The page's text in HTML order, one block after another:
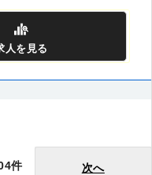
人 を見る
件 次へ